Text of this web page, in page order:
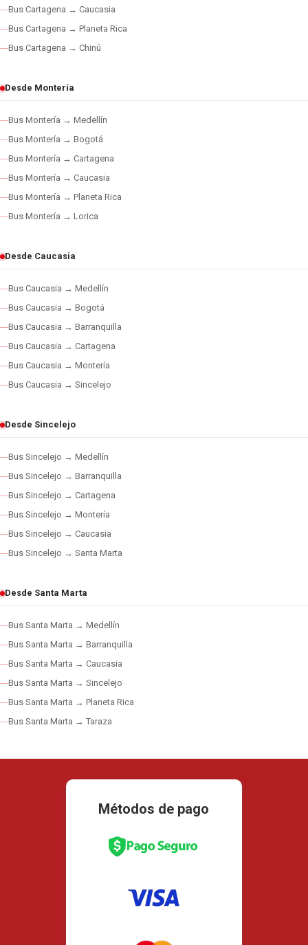
Bus Cartagena → Caucasia
Bus Cartagena → Planeta Rica
Bus Cartagena → Chinú
Desde Montería
Bus Montería → Medellín
Bus Montería → Bogotá
Bus Montería → Cartagena
Bus Montería → Caucasia
Bus Montería → Planeta Rica
Bus Montería → Lorica
Desde Caucasia
Bus Caucasia → Medellín
Bus Caucasia → Bogotá
Bus Caucasia → Barranquilla
Bus Caucasia → Cartagena
Bus Caucasia → Montería
Bus Caucasia → Sincelejo
Desde Sincelejo
Bus Sincelejo → Medellín
Bus Sincelejo → Barranquilla
Bus Sincelejo → Cartagena
Bus Sincelejo → Montería
Bus Sincelejo → Caucasia
Bus Sincelejo → Santa Marta
Desde Santa Marta
Bus Santa Marta → Medellín
Bus Santa Marta → Barranquilla
Bus Santa Marta → Caucasia
Bus Santa Marta → Sincelejo
Bus Santa Marta → Planeta Rica
Bus Santa Marta → Taraza
Métodos de pago